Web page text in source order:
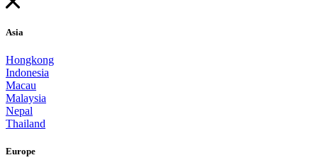
Asia
Hongkong
Indonesia
Macau
Malaysia
Nepal
Thailand
Europe